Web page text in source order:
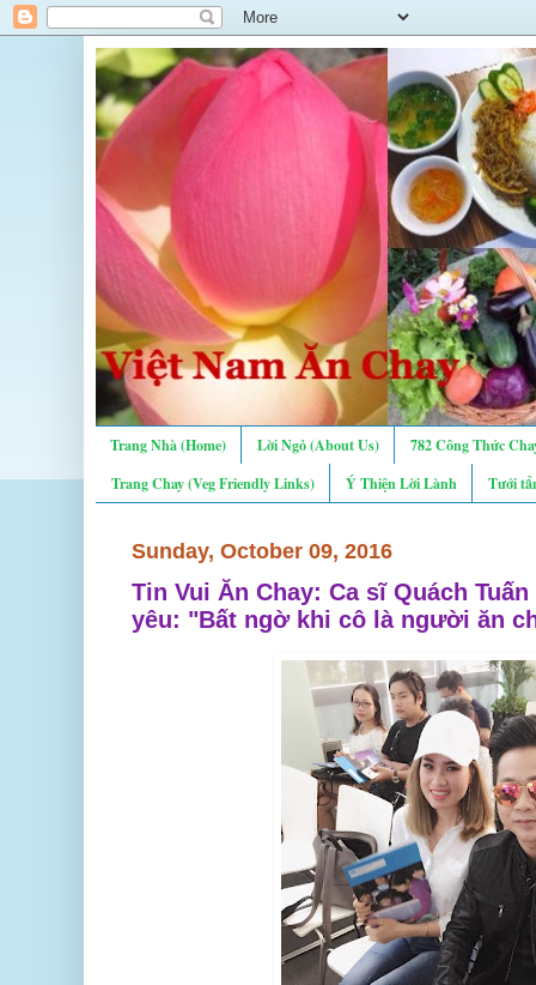
Trang Nhà (Home) Lời Ngỏ (About Us)
782 Công Thức
Trang Chay (Veg Friendly Links)
Ý Thiện Lời Lành Tưới
Sunday, October 09, 2016
Tin Vui Ăn Chay: Ca sĩ Quách
yêu: "Bất ngờ khi cô là người ăn